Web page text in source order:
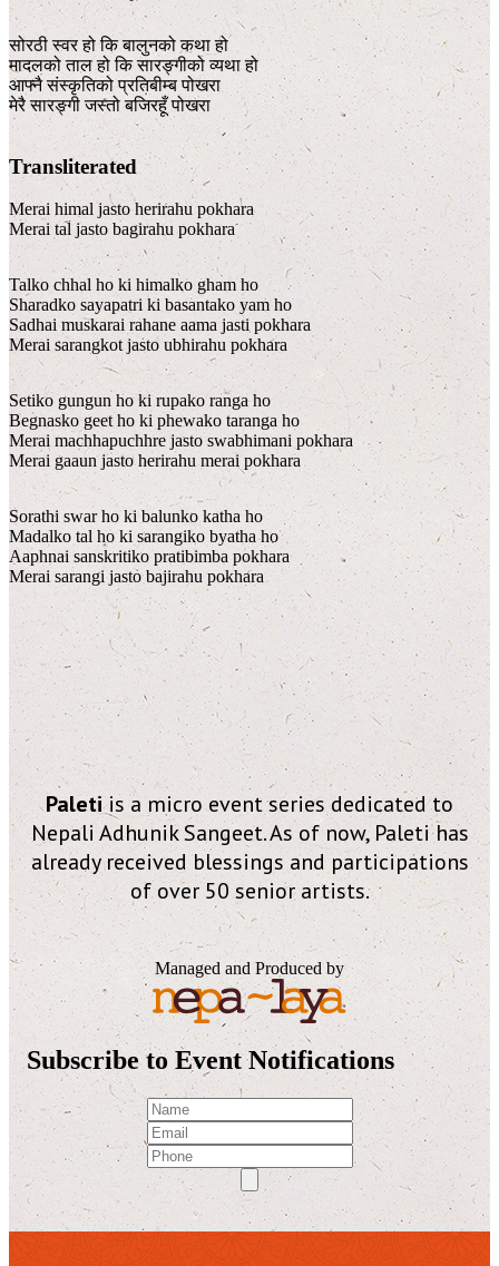
सोरठी स्वर हो कि बालुनको कथा हो
मादलको ताल हो कि सारङ्गीको व्यथा हो
आफ्नै संस्कृतिको प्रतिबीम्ब पोखरा
मेरै सारङ्गी जस्तो बजिरहूँ पोखरा
Transliterated
Merai himal jasto herirahu pokhara
Merai tal jasto bagirahu pokhara
Talko chhal ho ki himalko gham ho
Sharadko sayapatri ki basantako yam ho
Sadhai muskarai rahane aama jasti pokhara
Merai sarangkot jasto ubhirahu pokhara
Setiko gungun ho ki rupako ranga ho
Begnasko geet ho ki phewako taranga ho
Merai machhapuchhre jasto swabhimani pokhara
Merai gaaun jasto herirahu merai pokhara
Sorathi swar ho ki balunko katha ho
Madalko tal ho ki sarangiko byatha ho
Aaphnai sanskritiko pratibimba pokhara
Merai sarangi jasto bajirahu pokhara
Paletiis a micro event series dedicated to
Nepali Adhunik Sangeet. As of now, Paleti has
already received blessings and participations
of over 50 senior artists.
Managed and Produced by
Subscribe to Event Notifications